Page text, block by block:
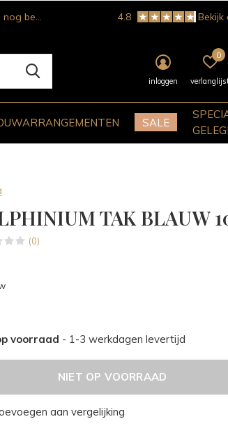
SALE
inloggen
0
4.8 Bekijk
TAK BLAUW
(0)
voorraad - 1-3 werkdagen levertijd
NIET OP VOORRAAD
aan vergelijking